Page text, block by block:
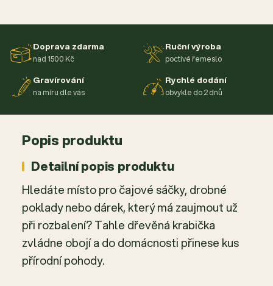
Doprava zdarma
nad 1500 Kč
Ruční výroba
poctivé řemeslo
Gravírování
na míru dle vás
Rychlé dodání
obvykle do 2 dnů
Popis produktu
Detailní popis produktu
Hledáte místo pro čajové sáčky, drobné
poklady nebo dárek, který má zaujmout už
při rozbalení? Tahle dřevěná krabička
zvládne obojí a do domácnosti přinese kus
přírodní pohody.